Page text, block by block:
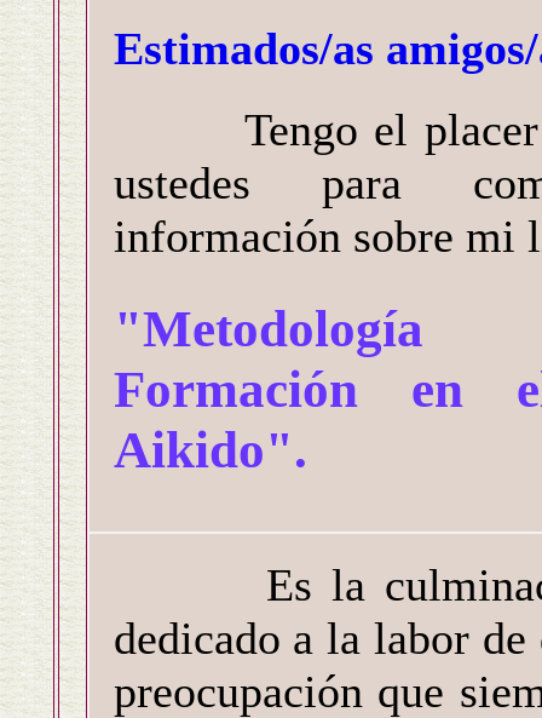
Estimados/as
Tengo el placer
ustedes para
información sobre mi
Formación en
Aikido".
Es la
dedicado a la labor
preocupación que